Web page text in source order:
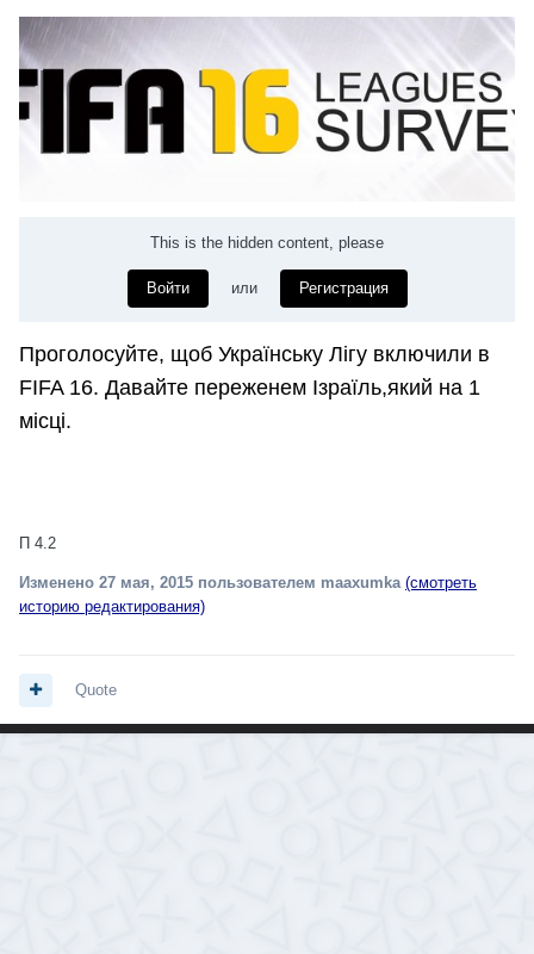
This is the hidden content, please
Войти или Регистрация
Проголосуйте, щоб Українську Лігу включили в
FIFA 16. Давайте переженем Ізраїль,який на 1
місці.
П 4.2
Изменено 27 мая, 2015 пользователем maaxumka (смотреть
историю редактирования)
Quote